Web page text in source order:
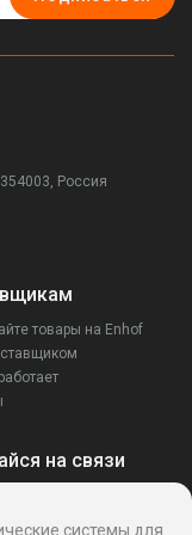
Россия
товары на Enhof
на связи
системы для